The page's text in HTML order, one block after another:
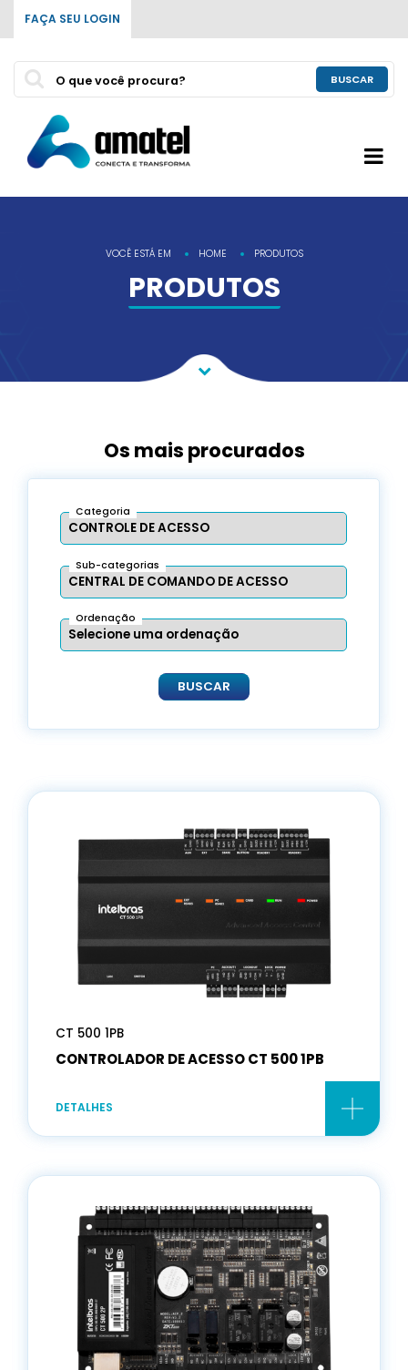
FAÇA SEU LOGIN
BUSCAR
VOCÊ ESTÁ EM HOME PRODUTOS
PRODUTOS
Os mais procurados
Categoria
Sub-categorias
Ordenação
BUSCAR
CT 500 1PB
CONTROLADOR DE ACESSO CT 500 1PB
DETALHES